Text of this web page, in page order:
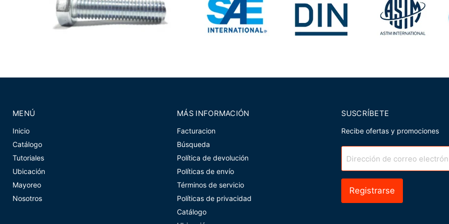
MENÚ
Inicio
Catálogo
Tutoriales
Ubicación
Mayoreo
Nosotros
MÁS INFORMACIÓN
Facturacion
Búsqueda
Política de devolución
Políticas de envío
Términos de servicio
Políticas de privacidad
Catálogo
SUSCRÍBETE
Recibe ofertas y promociones
Dirección de correo
Registrarse